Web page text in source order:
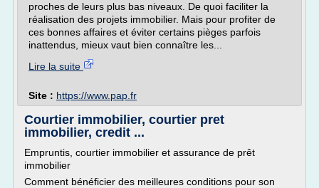
proches de leurs plus bas niveaux. De quoi faciliter la
réalisation des projets immobilier. Mais pour profiter de
ces bonnes affaires et éviter certains pièges parfois
inattendus, mieux vaut bien connaître les...
Lire la suite
Site : https://www.pap.fr
Courtier immobilier, courtier pret
immobilier, credit ...
Empruntis, courtier immobilier et assurance de prêt
immobilier
Comment bénéficier des meilleures conditions pour son